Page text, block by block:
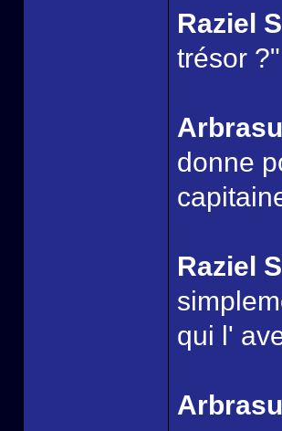
Raziel S
trésor ?"
donne
Raziel S
qui l'